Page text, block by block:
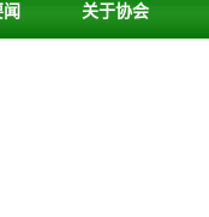
关于协会